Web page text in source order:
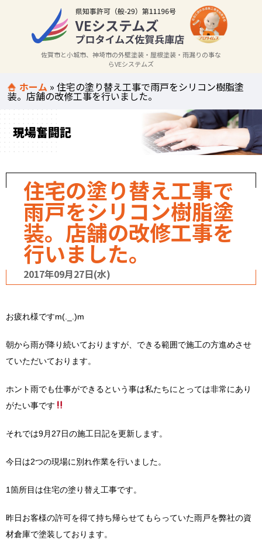
佐賀市と小城市、神埼市の外壁塗装・屋根塗装・雨漏りの事な
らVEシステムズ
ホーム »住宅の塗り替え工事で雨戸をシリコン樹脂塗
装。店舗の改修工事を行いました。
現場奮闘記
住宅の塗り替え工事で
雨戸をシリコン樹脂塗
装。店舗の改修工事を
行いました。
2017年09月27日(水)
お疲れ様ですm(._.)m
朝から雨が降り続いておりますが、できる範囲で施工の方進めさせ
ていただいております。
ホント雨でも仕事ができるという事は私たちにとっては非常にあり
がたい事です
それでは9月27日の施工日記を更新します。
今日は2つの現場に別れ作業を行いました。
1箇所目は住宅の塗り替え工事です。
昨日お客様の許可を得て持ち帰らせてもらっていた雨戸を弊社の資
材倉庫で塗装しております。